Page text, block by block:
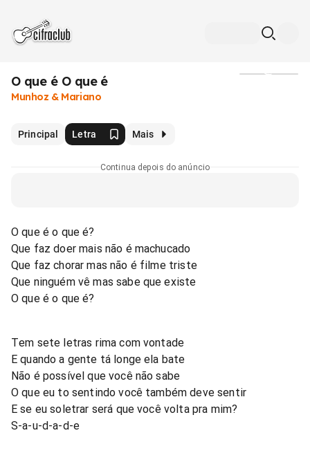
O que é O que é
Munhoz & Mariano
Principal Letra Mais
Continua depois do anúncio
O que é o que é?
Que faz doer mais não é machucado
Que faz chorar mas não é filme triste
Que ninguém vê mas sabe que existe
O que é o que é?
Tem sete letras rima com vontade
E quando a gente tá longe ela bate
Não é possível que você não sabe
O que eu to sentindo você também deve sentir
E se eu soletrar será que você volta pra mim?
S-a-u-d-a-d-e